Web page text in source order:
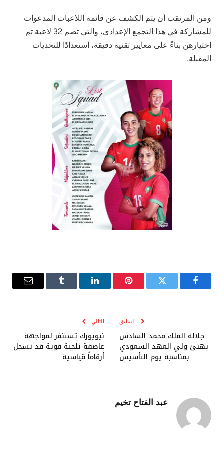
ومن المرتقب أن يتم الكشف عن قائمة اللاعبات المدعوات
للمشاركة في هذا التجمع الإعدادي، والتي تضم 32 لاعبة تم
اختيارهن بناءً على معايير تقنية دقيقة، استعدادًا للتحديات
المقبلة.
فيسبوك تويتر بينتيريستلينكدإن Tumblr
البريد
السابق
جلالة الملك محمد السادس
يهنئ ولي العهد السعودي
بمناسبة يوم التأسيس
التالي
نيويورك تستنفر لمواجهة
عاصفة ثلجية قوية قد تسجل
أرقاماً قياسية
عبد الفتاح تخيم